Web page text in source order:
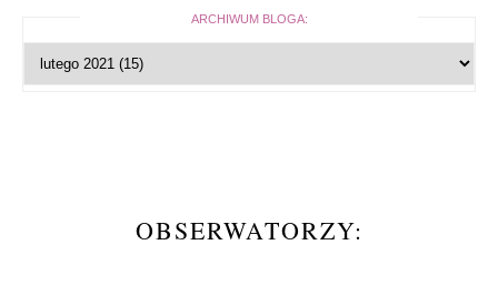
ARCHIWUM BLOGA:
OBSERWATORZY: